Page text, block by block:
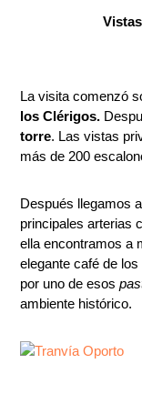
La visita comenzó
los Clérigos.
torre. Las vistas
más de 200
Después llegamos a
principales arterias
ella encontramos a
elegante café de
por uno de esos
ambiente histórico.